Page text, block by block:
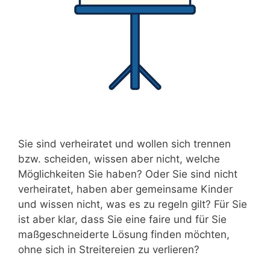
Sie sind verheiratet und wollen sich trennen
bzw. scheiden, wissen aber nicht, welche
Möglichkeiten Sie haben? Oder Sie sind nicht
verheiratet, haben aber gemeinsame Kinder
und wissen nicht, was es zu regeln gilt? Für Sie
ist aber klar, dass Sie eine faire und für Sie
maßgeschneiderte Lösung finden möchten,
ohne sich in Streitereien zu verlieren?